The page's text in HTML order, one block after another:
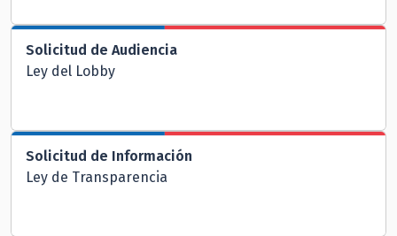
Solicitud de Audiencia
Ley del Lobby
Solicitud de Información
Ley de Transparencia